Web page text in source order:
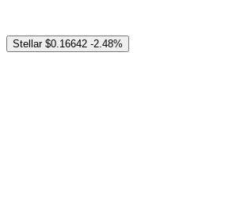
Stellar $0.16642 -2.48%